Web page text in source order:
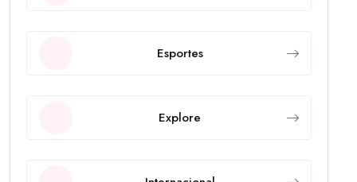
Esportes
Explore